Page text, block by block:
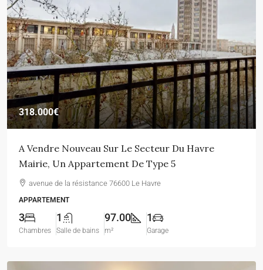
318.000€
A Vendre Nouveau Sur Le Secteur Du Havre
Mairie, Un Appartement De Type 5
avenue de la résistance 76600 Le Havre
APPARTEMENT
3
Chambres
1
Salle de bains
97.00
m²
1
Garage